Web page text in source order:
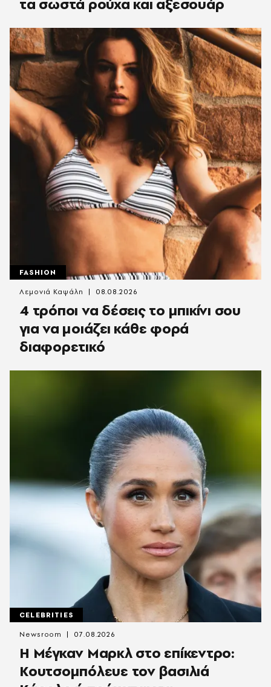
FASHION
4 τρόποι να δέσεις το μπικίνι σου
για να μοιάζει κάθε φορά
διαφορετικό
Λεμονιά Καψάλη 08.08.2026
CELEBRITIES
Η Μέγκαν Μαρκλ στο επίκεντρο:
Κουτσομπόλευε τον βασιλιά
Newsroom 07.08.2026